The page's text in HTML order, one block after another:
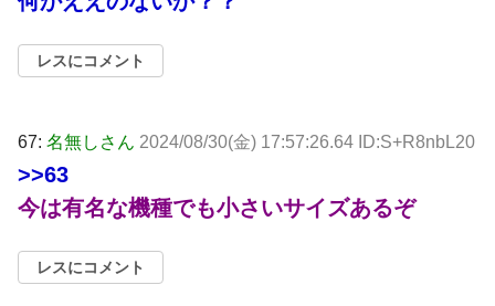
レスにコメント
67: 名無しさん 2024/08/30(金) 17:57:26.64 ID:S+R8nbL20
>>63
今は有名な機種でも小さいサイズあるぞ
レスにコメント